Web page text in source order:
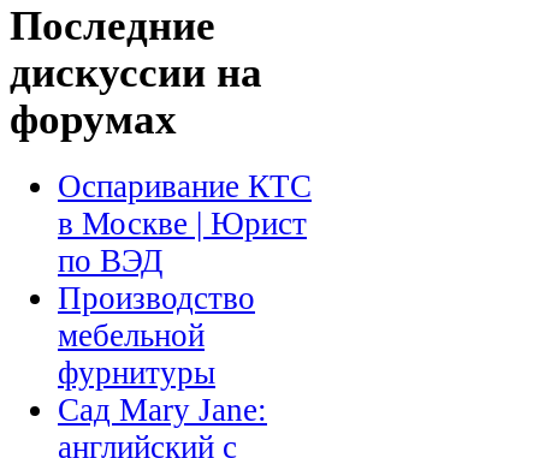
Последние
дискуссии на
форумах
Оспаривание КТС
в Москве | Юрист
по ВЭД
Производство
мебельной
фурнитуры
Сад Mary Jane:
английский с